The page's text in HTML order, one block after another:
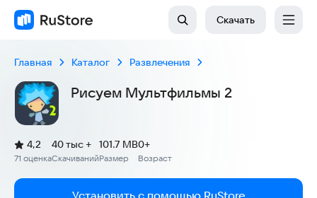
Скачать
Главная Каталог Развлечения
Рисуем Мультфильмы 2
Рейтинг:
4,2
(
71 оценка
)
Скачиваний
40 тыс +
Размер
101.7 MB
Возраст
0+
Установить с помощью RuStore